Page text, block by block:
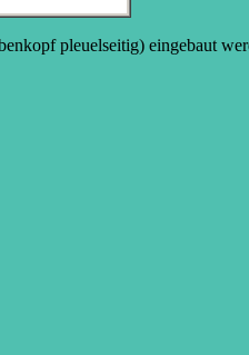
pleuelseitig) eingebaut